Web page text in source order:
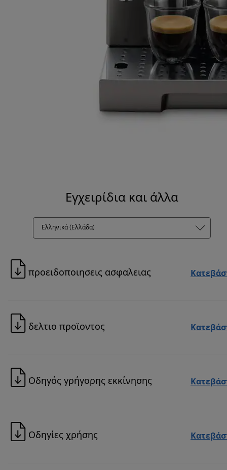
Εγχειρίδια και άλλα
Ελληνικά (Ελλάδα)
προειδοποιησεις ασφαλειας
δελτιο προϊοντος
Οδηγός γρήγορης εκκίνησης
Οδηγίες χρήσης